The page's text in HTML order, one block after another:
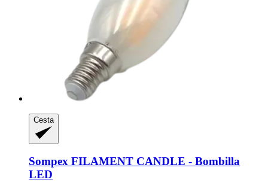
Cesta
Sompex FILAMENT CANDLE -​ Bombilla
LED